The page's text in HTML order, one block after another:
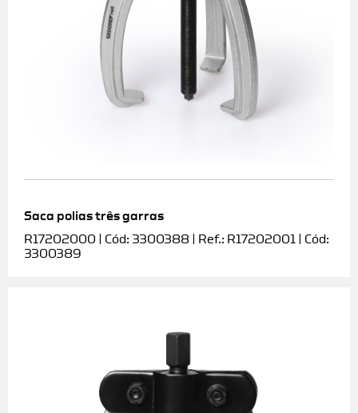
Saca polias três garras
R17202000 | Cód: 3300388 | Ref.: R17202001 | Cód:
3300389